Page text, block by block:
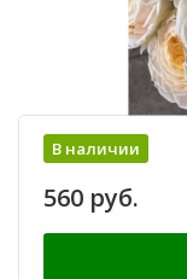
В наличии
560 руб.